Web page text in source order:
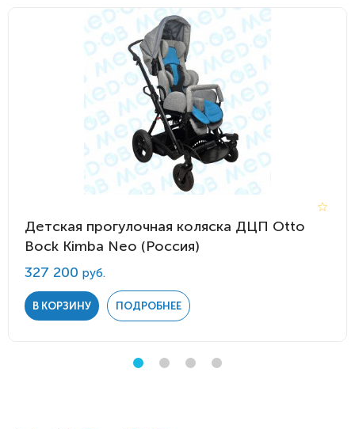
Детская прогулочная коляска ДЦП Otto
Bock Kimba Neo (Россия)
327 200 руб.
В КОРЗИНУ ПОДРОБНЕЕ